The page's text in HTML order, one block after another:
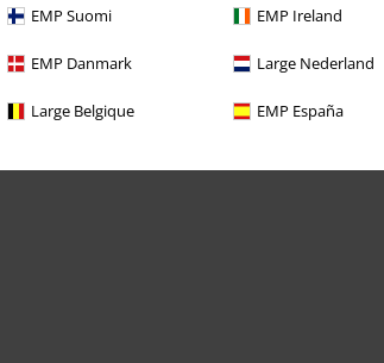
EMP Suomi EMP Ireland
EMP Danmark Large Nederland
Large Belgique EMP España